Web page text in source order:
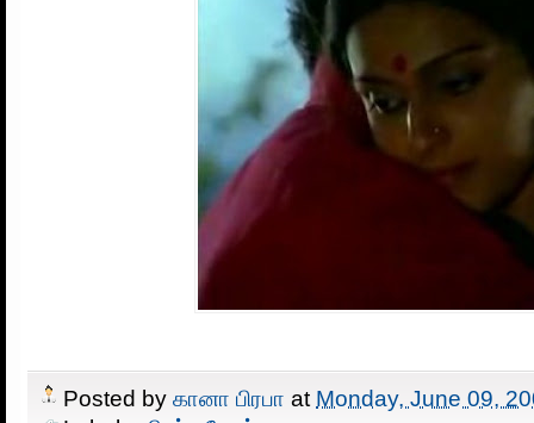
Posted by கானா பிரபா at Monday, June 09,